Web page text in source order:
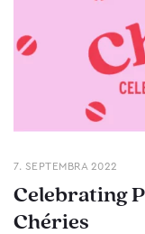
7. SEPTEMBRA 2022
Celebrating
Chéries